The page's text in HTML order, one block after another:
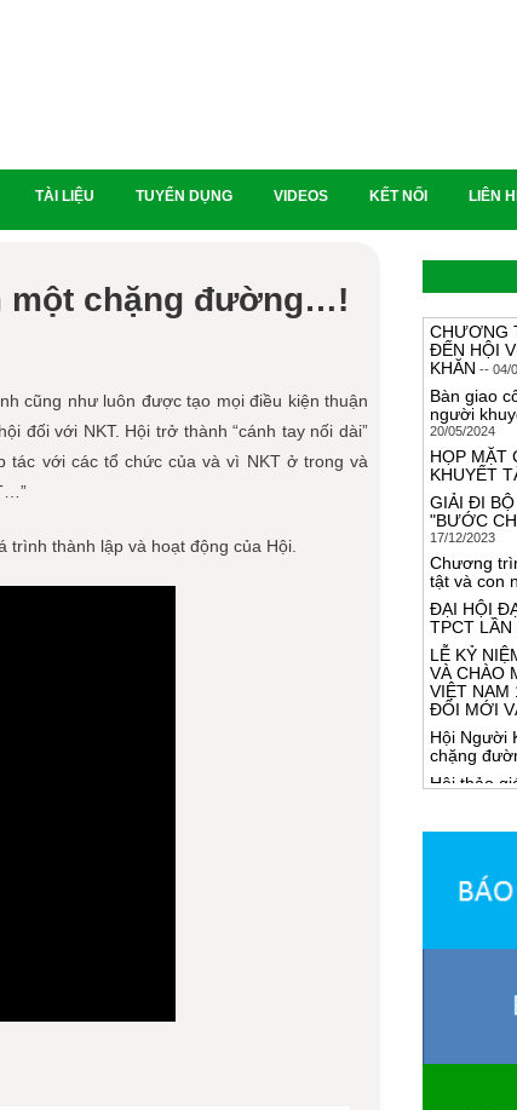
TÀI LIỆU TUYỂN DỤNG VIDEOS KẾT NỐI LIÊN
một chặng đường…!
cũng như luôn được tạo mọi điều kiện thuận
đối với NKT. Hội trở thành “cánh tay nối dài”
tác với các tổ chức của và vì NKT ở trong và
trình thành lập và hoạt động của Hội.
ĐẾN HỘI
KHĂN-- 04/
Bàn giao
người
20/05/2024
HỌP MẶT
KHUYẾT
GIẢI ĐI
"BƯỚC
17/12/2023
Chương
tật và con
ĐẠI HỘI
TPCT
LỄ KỶ
VÀ CHÀO
VIỆT NAM
ĐỔI MỚI
Hội Người
chặng
Hội thảo
nghiệp
với quấy
27/04/2022
NGƯỜI
HÒA
HỌP
Họp trao